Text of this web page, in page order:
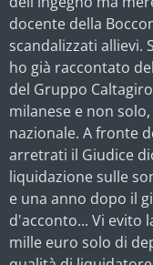
docente della
scandalizzati allievi.
ho già raccontato
del Gruppo
milanese e non
nazionale. A fronte
arretrati il Giudice
liquidazione sulle
e una anno dopo il
d'acconto... Vi evito
mille euro solo di